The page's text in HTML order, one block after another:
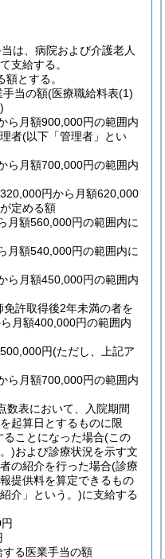
は、病院および介護老人
支給する。
とする。
手当の額(医療職給料表(1)
月額900,000円の範囲内
者(以下「管理者」とい
月額700,000円の範囲内
円から月額620,000
定める額
額560,000円の範囲内に
額540,000円の範囲内に
月額450,000円の範囲内
許取得後2年未満の者を
月額400,000円の範囲内
円(ただし、上記ア
月額700,000円の範囲内
数表において、入院期間
起算日とするものに限
ことになった場合(この
)および診療状況を示す文
の紹介を行った場合(診療
提供料を算定できるもの
介」という。)に支給する
る医業手当の額